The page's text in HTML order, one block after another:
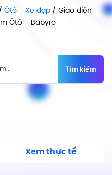
Ôtô - Xe đạp / Giao diện
Ôtô – Babyro
Tìm kiếm
Xem thực tế